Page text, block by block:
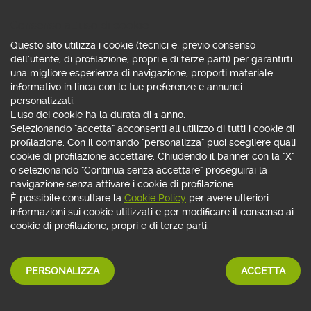
Questo sito utilizza i cookie (tecnici e, previo consenso
dell'utente, di profilazione, propri e di terze parti) per garantirti
una migliore esperienza di navigazione, proporti materiale
informativo in linea con le tue preferenze e annunci
personalizzati.
L'uso dei cookie ha la durata di 1 anno.
Selezionando "accetta" acconsenti all'utilizzo di tutti i cookie di
profilazione. Con il comando "personalizza" puoi scegliere quali
cookie di profilazione accettare. Chiudendo il banner con la "X"
o selezionando "Continua senza accettare" proseguirai la
navigazione senza attivare i cookie di profilazione.
È possibile consultare la Cookie Policy per avere ulteriori
informazioni sui cookie utilizzati e per modificare il consenso ai
cookie di profilazione, propri e di terze parti.
PERSONALIZZA ACCETTA
perdita
Proteggi il portafoglio: il Trailing stop chiude la
posizione quando il trend del mercato si inverte
Costruisci strategie evolute: con Webank puoi inserire
un ordine automatico su un titolo al verificarsi di
condizioni impostate su altri strumenti
SCHEDE TITOLI
Più informazioni, più approfondimenti
Tre aree di contenuti: preview, analisi fondamentale,
analisi tecnica
Più dettagli sulla performance storica dei titoli e sulle
società emittenti
APRI CONTO WEBANK